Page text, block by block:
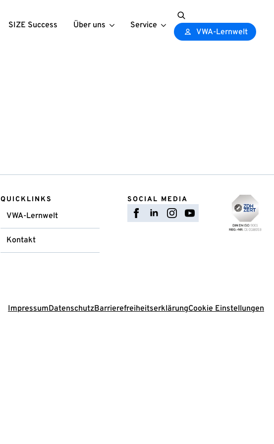
SIZE Success Über uns Service
Search
for:
VWA-Lernwelt
QUICKLINKS
VWA-Lernwelt
Kontakt
SOCIAL MEDIA
ImpressumDatenschutzBarrierefreiheitserklärungCookie Einstellungen